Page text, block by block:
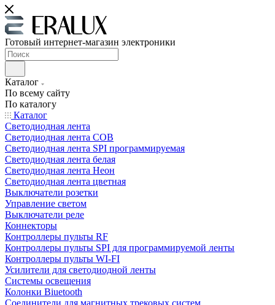
Готовый интернет-магазин электроники
Каталог
По всему сайту
По каталогу
Каталог
Светодиодная лента
Светодиодная лента COB
Светодиодная лента SPI программируемая
Светодиодная лента белая
Светодиодная лента Неон
Светодиодная лента цветная
Выключатели розетки
Управление светом
Выключатели реле
Коннекторы
Контроллеры пульты RF
Контроллеры пульты SPI для программируемой ленты
Контроллеры пульты WI-FI
Усилители для светодиодной ленты
Системы освещения
Колонки Biuetooth
Соединители для магнитных трековых систем